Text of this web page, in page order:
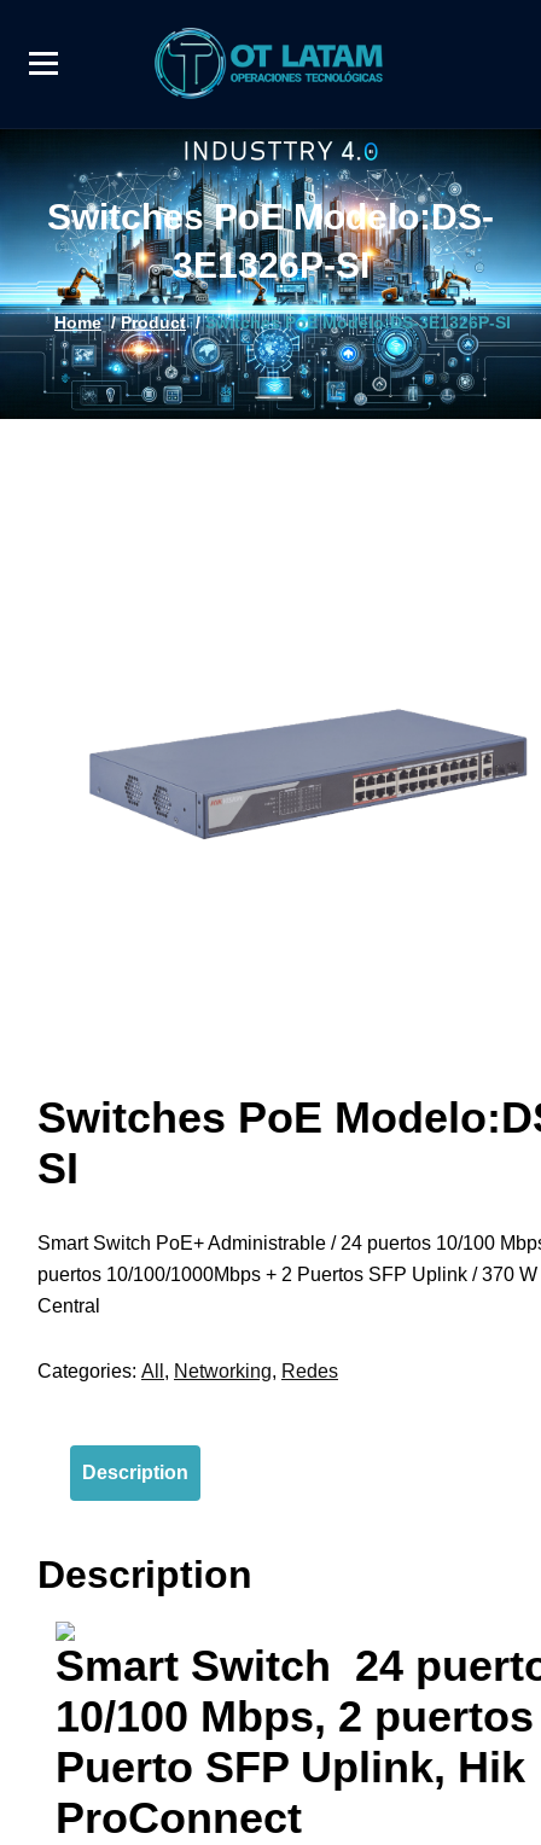
Switches PoE Modelo:DS-
3E1326P-SI
Home/Product/Switches PoE Modelo:DS-3E1326P-SI
Switches PoE
SI
Smart Switch PoE+ Administrable / 24 puertos 10/100
puertos 10/100/1000Mbps + 2 Puertos SFP Uplink / 370
Central
Categories: All , Networking, Redes
Description
Description
Smart Switch 24
10/100 Mbps, 2
Puerto SFP Uplink, Hik
ProConnect